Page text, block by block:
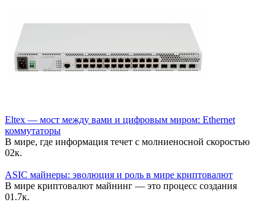
Eltex — мост между вами и цифровым миром: Ethernet
коммутаторы
В мире, где информация течет с молниеносной скоростью
02к.
ASIC майнеры: эволюция и роль в мире криптовалют
В мире криптовалют майнинг — это процесс создания
01.7к.